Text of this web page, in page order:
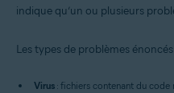
indique qu’un ou plusieurs
Les types de problèmes
Virus : fichiers contenant du